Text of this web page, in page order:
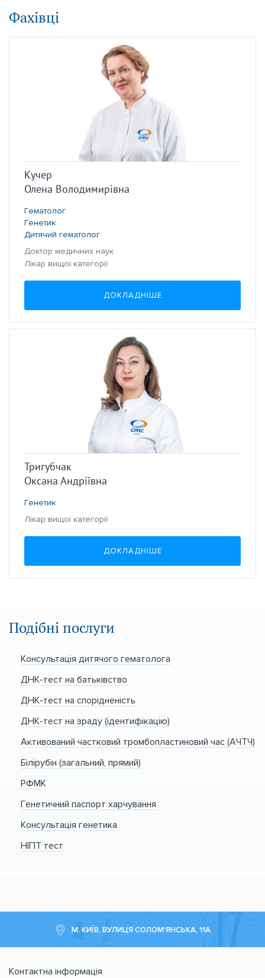
Фахівці
Кучер
Олена Володимирівна
Гематолог
Генетик
Дитячий гематолог
Доктор медичних наук
Лікар вищої категорії
ДОКЛАДНІШЕ
Тригубчак
Оксана Андріївна
Генетик
Лікар вищої категорії
ДОКЛАДНІШЕ
Подібні послуги
Консультація дитячого гематолога
ДНК-тест на батьківство
ДНК-тест на спорідненість
ДНК-тест на зраду (ідентифікацію)
Активований частковий тромбопластиновий час (АЧТЧ)
Білірубін (загальний, прямий)
РФМК
Генетичний паспорт харчування
Консультація генетика
НІПТ тест
М. КИЇВ, ВУЛИЦЯ СОЛОМ'ЯНСЬКА, 11А
Контактна інформація